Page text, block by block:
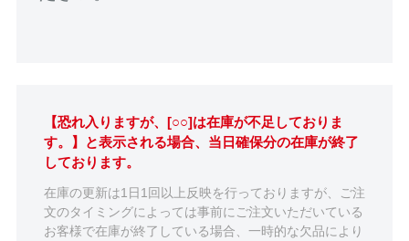
【恐れ入りますが、[○○]は在庫が不足しておりま
す。】と表示される場合、当日確保分の在庫が終了
しております。
在庫の更新は1日1回以上反映を行っておりますが、ご注
文のタイミングによっては事前にご注文いただいている
お客様で在庫が終了している場合、一時的な欠品により